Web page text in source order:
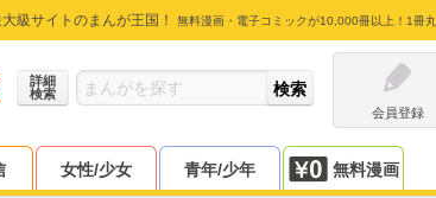
級サイトのまんが王国！ 無料漫画・電子コミックが10,000冊以上！1冊
詳細
検索
会員登録
女性/少女 青年/少年 無料漫画